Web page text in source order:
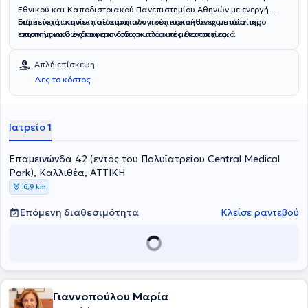
Εθνικού και Καποδιστριακού Πανεπιστημίου Αθηνών με ενεργή
συμμετοχή στην εκπαίδευση των προπτυχιακών φοιτητών της
Ιατρικής καθώς και στη διδασκαλία σε μεταπτυχιακά
Ειδικεύεται κυρίως σε αιματολογικές κακοήθειες με ιδιαίτερο
επιστημονικό ενδιαφέρον στις κυτταρικές θεραπείες.
Απλή επίσκεψη
Δες το κόστος
Ιατρείο 1
Επαμεινώνδα 42 (εντός του Πολυϊατρείου Central Medical
Park), Καλλιθέα, ΑΤΤΙΚΗ
6,9 km
Επόμενη διαθεσιμότητα Κλείσε ραντεβού
Γιαννοπούλου Μαρία